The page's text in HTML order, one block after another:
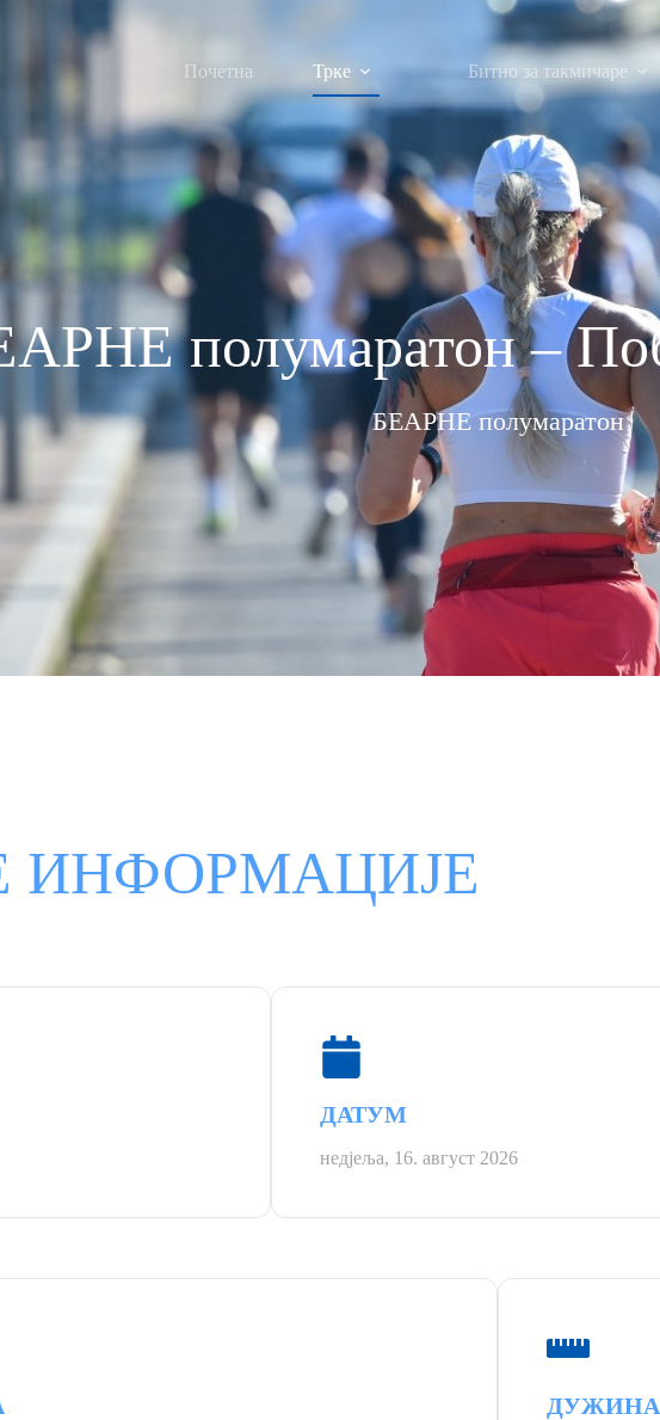
Почетна Трке Битно за такмичаре
полумаратон –
БЕАРНЕ полумаратон
ИНФОРМАЦИЈЕ
ДАТУМ
недјеља, 16. август 2026
ДУЖИНА